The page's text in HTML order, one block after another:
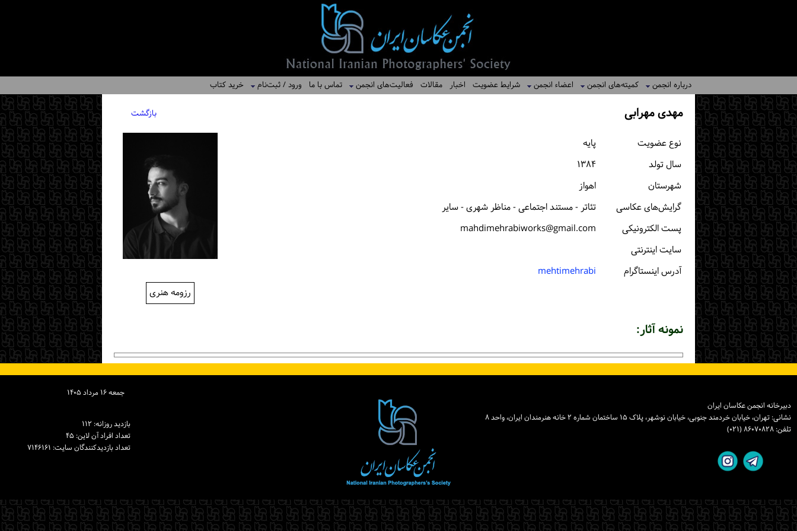
درباره انجمن کمیته‌های انجمن اعضاء انجمن شرایط عضویت اخبار مقالات فعالیت‌های انجمن تماس با ما ورود / ثبت‌نام خرید کتاب
مهدی مهرابی بازگشت
رزومه هنری
نوع عضویت
پایه
سال تولد
۱۳۸۴
شهرستان
اهواز
گرایش‌های عکاسی
تئاتر - مستند اجتماعی - مناظر شهری - سایر
پست الكترونیكی
mahdimehrabiworks@gmail.com
سایت اینترنتی
آدرس اینستاگرام
mehtimehrabi
نمونه آثار:
جمعه ۱۶ مرداد ۱۴۰۵
بازدید روزانه: ۱۱۲
تعداد افراد آن لاین: ۴۵
تعداد بازدیدكنندگان سایت: ۷۱۴۶۱۶۱
دبیرخانه انجمن عکاسان ایران
نشانی: تهران، خیابان خردمند جنوبی، خیابان نوشهر، پلاک ۱۵ ساختمان شماره ۲ خانه هنرمندان ایران، واحد ۸
تلفن: ۸۶۰۷۰۸۲۸ (۰۲۱)